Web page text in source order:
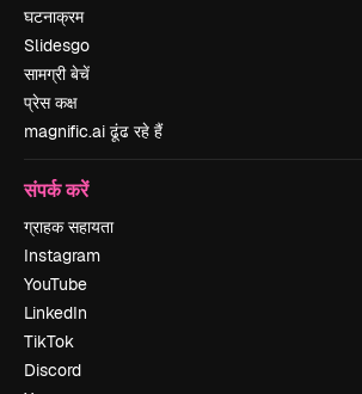
घटनाक्रम
Slidesgo
सामग्री बेचें
प्रेस कक्ष
magnific.ai ढूंढ रहे हैं
संपर्क करें
ग्राहक सहायता
Instagram
YouTube
LinkedIn
TikTok
Discord